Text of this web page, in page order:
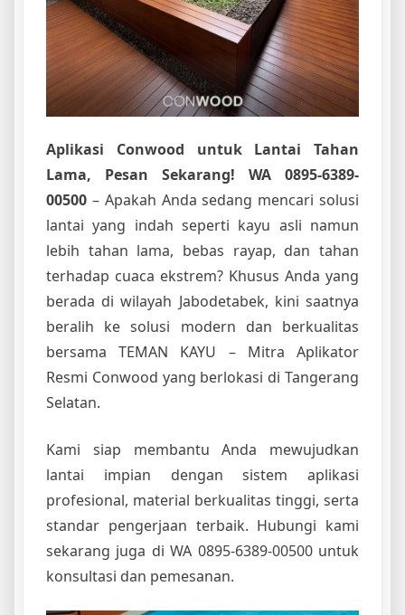
Aplikasi Conwood untuk Lantai Tahan
Lama, Pesan Sekarang! WA 0895-6389-
00500 – Apakah Anda sedang mencari solusi
lantai yang indah seperti kayu asli namun
lebih tahan lama, bebas rayap, dan tahan
terhadap cuaca ekstrem? Khusus Anda yang
berada di wilayah Jabodetabek, kini saatnya
beralih ke solusi modern dan berkualitas
bersama TEMAN KAYU – Mitra Aplikator
Resmi Conwood yang berlokasi di Tangerang
Selatan.
Kami siap membantu Anda mewujudkan
lantai impian dengan sistem aplikasi
profesional, material berkualitas tinggi, serta
standar pengerjaan terbaik. Hubungi kami
sekarang juga di WA 0895-6389-00500 untuk
konsultasi dan pemesanan.